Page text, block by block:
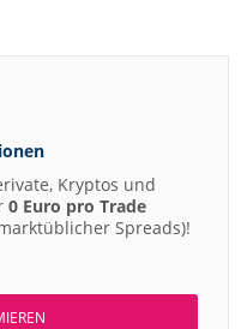
Kryptos und
0 Euro pro Trade
Spreads)!